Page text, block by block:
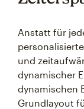
Anstatt für
und
dynamischer
dynamischen
Grundlayout